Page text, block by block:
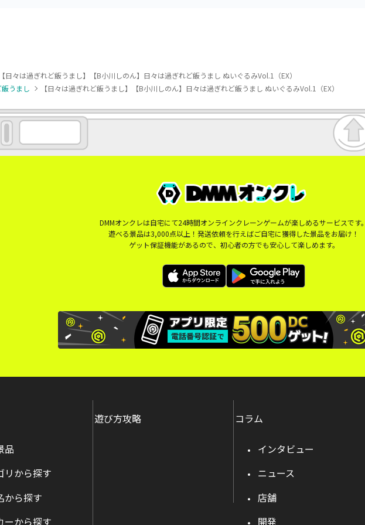
【日々は過ぎれど飯うまし】【B小川しのん】日々は過ぎれど飯うまし ぬいぐるみVol.1（EX）
うまし 【日々は過ぎれど飯うまし】【B小川しのん】日々は過ぎれど飯うまし ぬいぐるみVol.1（EX）
DMMオンクレは自宅にて24時間オンラインクレーンゲームが楽しめるサービスです
遊べる景品は3,000点以上！発送依頼を行えばご自宅に獲得した景品をお届け！
ゲット保証機能があるので、初心者の方でも安心して楽しめます。
品
リから探す
から探す
ーから探す
遊び方攻略 コラム
インタビュー
ニュース
店舗
開発